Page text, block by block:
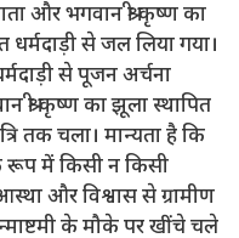
और भगवान श्री कृष्ण का
से जल लिया गया।
से पूजन अर्चना
श्री कृष्ण का झूला स्थापित
तक चला। मान्यता है कि
रूप में किसी न किसी
और विश्वास से ग्रामीण
के मौके पर खींचे चले